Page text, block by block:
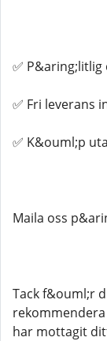
✅
✅ Fri leverans
✅ K&ouml;p
Maila oss
Tack f&ouml;r
har mottagit